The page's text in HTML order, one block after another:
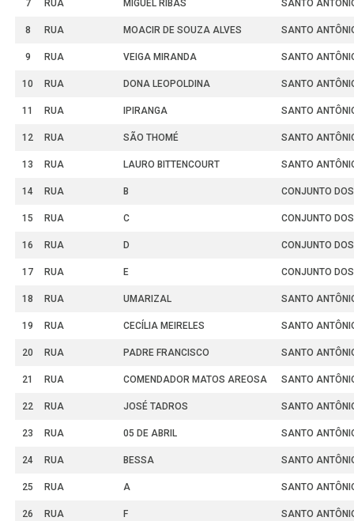
7 RUA MIGUEL RIBAS SANTO
8 RUA MOACIR DE SOUZA ALVES SANTO
9 RUA VEIGA MIRANDA SANTO
10 RUA DONA LEOPOLDINA SANTO
11 RUA IPIRANGA SANTO
12 RUA SÃO THOMÉ SANTO
13 RUA LAURO BITTENCOURT SANTO
14 RUA B CONJUNTO
15 RUA C CONJUNTO
16 RUA D CONJUNTO
17 RUA E CONJUNTO
18 RUA UMARIZAL SANTO
19 RUA CECÍLIA MEIRELES SANTO
20 RUA PADRE FRANCISCO SANTO
21 RUA COMENDADOR MATOS AREOSA SANTO
22 RUA JOSÉ TADROS SANTO
23 RUA 05 DE ABRIL SANTO
24 RUA BESSA SANTO
25 RUA A SANTO
26 RUA F SANTO